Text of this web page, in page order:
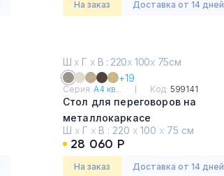
На заказ Доставка от 14 дней
Ш х Г х В : 220х 100х 75см
+19
Серия:А4 кв... Код: 599141
Стол для переговоров на
металлокаркасе
Мокко премиум
Ш х Г х В : 220 х 100 х 75 см
28 060 Р
На заказ Доставка от 14 дней